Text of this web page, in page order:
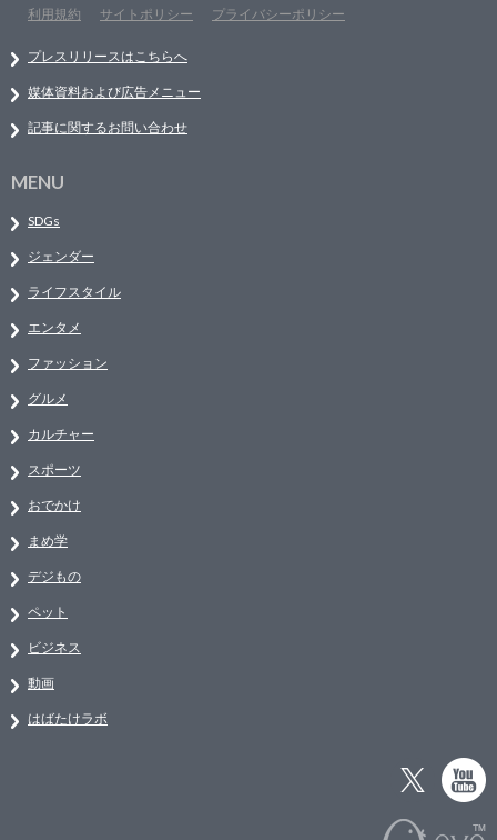
利用規約
サイトポリシー プライバシーポリシー
プレスリリースはこちらへ
媒体資料および広告メニュー
記事に関するお問い合わせ
MENU
SDGs
ジェンダー
ライフスタイル
エンタメ
ファッション
グルメ
カルチャー
スポーツ
おでかけ
まめ学
デジもの
ペット
ビジネス
動画
はばたけラボ